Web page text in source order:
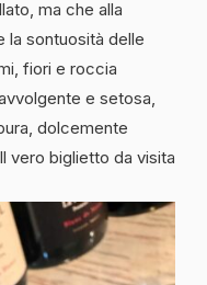
ma che alla
la sontuosità delle
fiori e roccia
e setosa,
dolcemente
vero biglietto da visita